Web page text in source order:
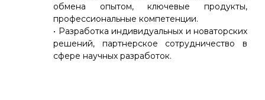
обмена опытом, ключевые продукты,
профессиональные компетенции.
• Разработка индивидуальных и новаторских
решений, партнерское сотрудничество в
сфере научных разработок.